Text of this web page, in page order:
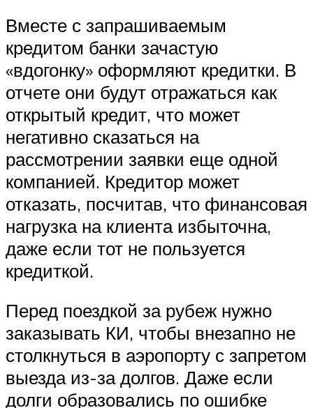
Вместе с запрашиваемым
кредитом банки зачастую
«вдогонку» оформляют кредитки. В
отчете они будут отражаться как
открытый кредит, что может
негативно сказаться на
рассмотрении заявки еще одной
компанией. Кредитор может
отказать, посчитав, что финансовая
нагрузка на клиента избыточна,
даже если тот не пользуется
кредиткой.
Перед поездкой за рубеж нужно
заказывать КИ, чтобы внезапно не
столкнуться в аэропорту с запретом
выезда из-за долгов. Даже если
долги образовались по ошибке